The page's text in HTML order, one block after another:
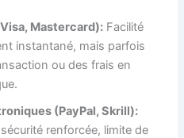
Mastercard): Facilité
instantané, mais parfois
ou des frais en
(PayPal, Skrill):
renforcée, limite de